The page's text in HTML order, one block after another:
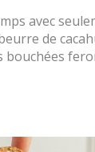
avec
de
bouchées